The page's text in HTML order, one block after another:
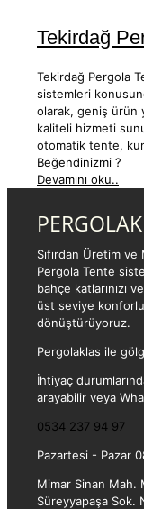
Tekirdağ
Tekirdağ Pergola
sistemleri
olarak, geniş ürün
kaliteli hizmeti
otomatik tente,
Beğendinizmi ?
Devamını oku..
Sıfırdan Üretim ve
Pergola Tente
bahçe katlarınızı
üst seviye
dönüştürüyoruz.
Pergolaklas ile
İhtiyaç
arayabilir veya
0534 237 94 97
Pazartesi - Pazar
Mimar Sinan Mah.
Süreyyapaşa Sok.